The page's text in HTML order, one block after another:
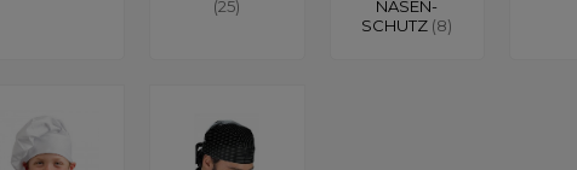
(25)
NASEN-
SCHUTZ (8)